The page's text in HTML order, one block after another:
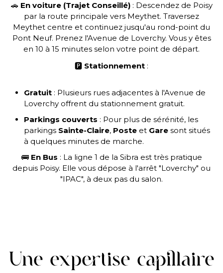
🚗 En voiture (Trajet Conseillé): Descendez de Poisy
par la route principale vers Meythet. Traversez
Meythet centre et continuez jusqu'au rond-point du
Pont Neuf. Prenez l'Avenue de Loverchy. Vous y êtes
en 10 à 15 minutes selon votre point de départ.
🅿️ Stationnement :
Gratuit : Plusieurs rues adjacentes à l'Avenue de
Loverchy offrent du stationnement gratuit.
Parkings couverts : Pour plus de sérénité, les
parkings Sainte-Claire, Poste et Gare sont situés
à quelques minutes de marche.
🚌 En Bus : La ligne 1 de la Sibra est très pratique
depuis Poisy. Elle vous dépose à l'arrêt "Loverchy" ou
"IPAC", à deux pas du salon.
Une expertise capillaire